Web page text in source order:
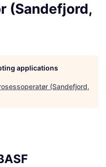
(Sandefjord,
applications
(Sandefjord,